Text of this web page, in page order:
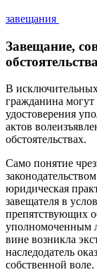
завещания
Завещание,
В
гражданина
удостоверения
актов
обстоятельствах.
Само понятие
юридическая
завещателя в
препятствующих
уполномоченным
вине возникла
наследодатель
собственной воле.